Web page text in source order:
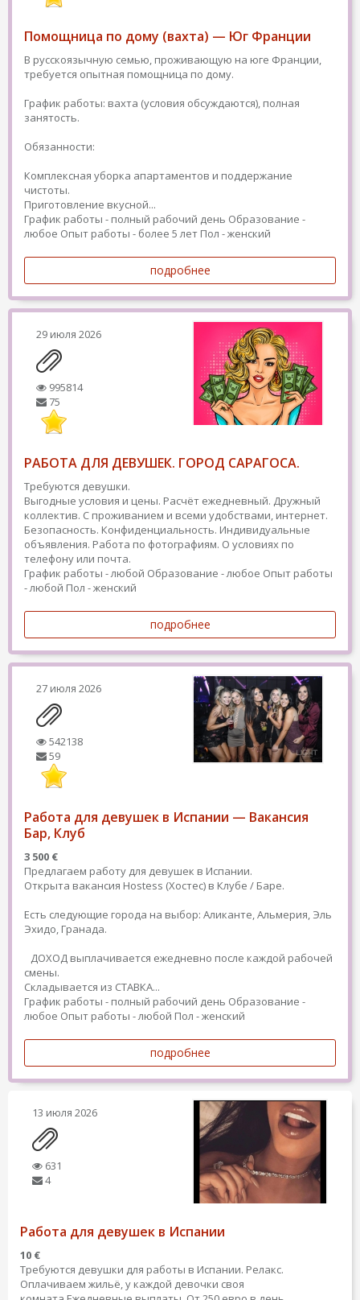
Помощница по дому (вахта) — Юг Франции
В русскоязычную семью, проживающую на юге Франции,
требуется опытная помощница по дому.
График работы: вахта (условия обсуждаются), полная
занятость.
Обязанности:
Комплексная уборка апартаментов и поддержание
чистоты.
Приготовление вкусной...
График работы - полный рабочий день Образование -
любое Опыт работы - более 5 лет Пол - женский
подробнее
29 июля 2026
995814
75
РАБОТА ДЛЯ ДЕВУШЕК. ГОРОД САРАГОСА.
Требуются девушки.
Выгодные условия и цены. Расчёт ежедневный. Дружный
коллектив. С проживанием и всеми удобствами, интернет.
Безопасность. Конфиденциальность. Индивидуальные
объявления. Работа по фотографиям. О условиях по
телефону или почта.
График работы - любой Образование - любое Опыт работы
- любой Пол - женский
подробнее
27 июля 2026
542138
59
Работа для девушек в Испании — Вакансия
Бар, Клуб
3 500 €
Предлагаем работу для девушек в Испании.
Открыта вакансия Hostess (Хостес) в Клубе / Баре.
Есть следующие города на выбор: Аликанте, Альмерия, Эль
Эхидо, Гранада.
ДОХОД выплачивается ежедневно после каждой рабочей
смены.
Складывается из СТАВКА...
График работы - полный рабочий день Образование -
любое Опыт работы - любой Пол - женский
подробнее
13 июля 2026
631
4
Работа для девушек в Испании
10 €
Требуются девушки для работы в Испании. Релакс.
Оплачиваем жильё, у каждой девочки своя